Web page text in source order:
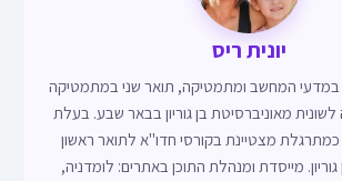
יונית ריס
במדעי המחשב ומתמטיקה, תואר שני במתמטיקה
לשונית מאוניברסיטת בן גוריון בבאר שבע. בעלת
של 6 שנים כמתרגלת מצטיינת בקורסי חדו"א לתואר ראשון
מייסדת ומנהלת התוכן באתרים: לומדניה,